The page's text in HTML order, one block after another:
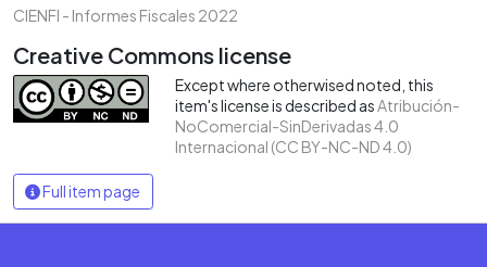
CIENFI - Informes Fiscales 2022
Creative Commons license
Except where otherwised noted, this
item's license is described asAtribución-
NoComercial-SinDerivadas 4.0
Internacional (CC BY-NC-ND 4.0)
Full item page